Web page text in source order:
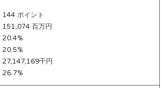
144 ポイント
151,074 百万円
20.4%
20.5%
27,147,169千円
26.7%